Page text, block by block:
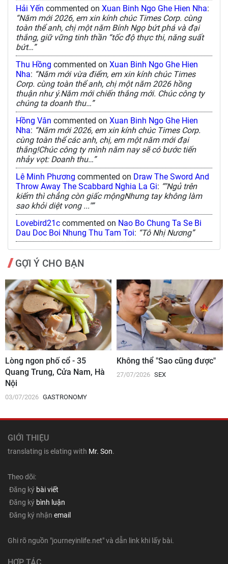
Hải Yến commented on Xuan Binh Ngo Ghe Hien Nha:
“Năm mới 2026, em xin kính chúc Times Corp. cùng
toàn thể anh, chị một năm Bính Ngọ bứt phá và đại
thắng, giữ vững tinh thần “tốc độ thực thi, năng suất
bứt…”
Thu Hồng commented on Xuan Binh Ngo Ghe Hien
Nha: “Năm mới vừa điểm, em xin kính chúc Times
Corp. cùng toàn thể anh, chị một năm 2026 hồng
thuận như ý.Năm mới chiến thắng mới. Chúc công ty
chúng ta doanh thu…”
Hồng Vân commented on Xuan Binh Ngo Ghe Hien
Nha: “Năm mới 2026, em xin kính chúc Times Corp.
cùng toàn thể các anh, chị, em một năm mới đại
thắng!Chúc công ty mình năm nay sẽ có bước tiến
nhảy vọt: Doanh thu…”
Lê Minh Phương commented on Draw The Sword And
Throw Away The Scabbard Nghia La Gi: “"Ngủ trên
kiếm thì chẳng còn giấc mộngNhưng tay không làm
sao khỏi diệt vong ..."”
Lovebird21c commented on Nao Bo Chung Ta Se Bi
Dau Doc Boi Nhung Thu Tam Toi: “Tô Nhị Nương”
GỢI Ý CHO BẠN
Lòng ngon phố cổ - 35
Quang Trung, Cửa Nam, Hà
Nội
03/07/2026 GASTRONOMY
Không thể "Sao cũng được"
27/07/2026 SEX
GIỚI THIỆU
translating is elating with Mr. Son.
Theo dõi:
Đăng ký bài viết
Đăng ký bình luận
Đăng ký nhận email
Ghi rõ nguồn "journeyinlife.net" và dẫn link khi lấy bài.